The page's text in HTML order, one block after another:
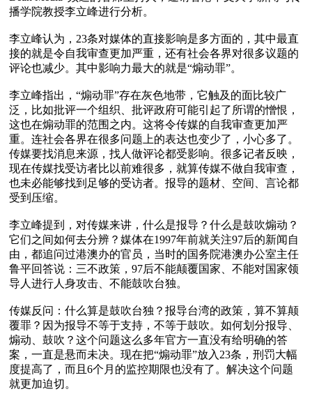
播学院教授李立峰进行分析。
李立峰认为，23条对媒体的直接影响是多方面的，其中最直
接的就是令自我审查更加严重，还有社会各界对很多议题的
评论也减少。其中影响力最大的就是“煽动罪”。
李立峰指出，“煽动罪”存在灰色地带，它触及的面比较广
泛，比如批评一个组织、批评政府可能引起了所谓的憎恨，
这也在煽动罪的范围之内。这将令传媒的自我审查更加严
重。连社会各界在很多问题上的表达也变少了，小心多了。
传媒要找消息来源，找人做评论都受影响。很多记者反映，
现在传媒找受访者比以前难很多，就算传媒不做自我审查，
也未必能够找到足够的受访者。报导的题材、空间、言论都
受到压缩。
李立峰提到，对传媒来讲，什么是报导？什么是鼓吹煽动？
它们之间如何去分辨？媒体在1997年前就关注97后的新闻自
由，都追问过港澳办的官员，当时的国务院港澳办公室主任
鲁平回答说：三不政策，97后不能颠覆国家、不能对国家领
导人进行人身攻击、不能鼓吹台独。
传媒反问：什么算是鼓吹台独？报导台湾的政策，算不算颠
覆罪？因为报导不等于支持，不等于鼓吹。如何划分报导、
煽动、鼓吹？这个问题这么多年官方一直没有给明确的答
案，一直是悬而未决。现在把“煽动罪”放入23条，刑罚大幅
度提高了，而且6个月的监控期限也没有了。解决这个问题
就更加迫切。